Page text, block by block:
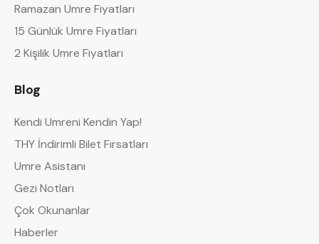
Ramazan Umre Fiyatları
15 Günlük Umre Fiyatları
2 Kişilik Umre Fiyatları
Blog
Kendi Umreni Kendin Yap!
THY İndirimli Bilet Fırsatları
Umre Asistanı
Gezi Notları
Çok Okunanlar
Haberler